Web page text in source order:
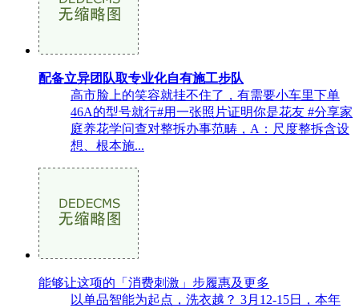
配备立异团队取专业化自有施工步队
高市脸上的笑容就挂不住了，有需要小车里下单
46A的型号就行#用一张照片证明你是花友 #分享家
庭养花学问查对整拆办事范畴，A：尺度整拆含设
想、根本施...
能够让这项的「消费刺激」步履惠及更多
以单品智能为起点，洗衣越？ 3月12-15日，本年